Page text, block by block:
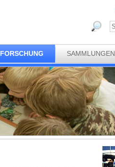
FORSCHUNG SAMMLUNGEN